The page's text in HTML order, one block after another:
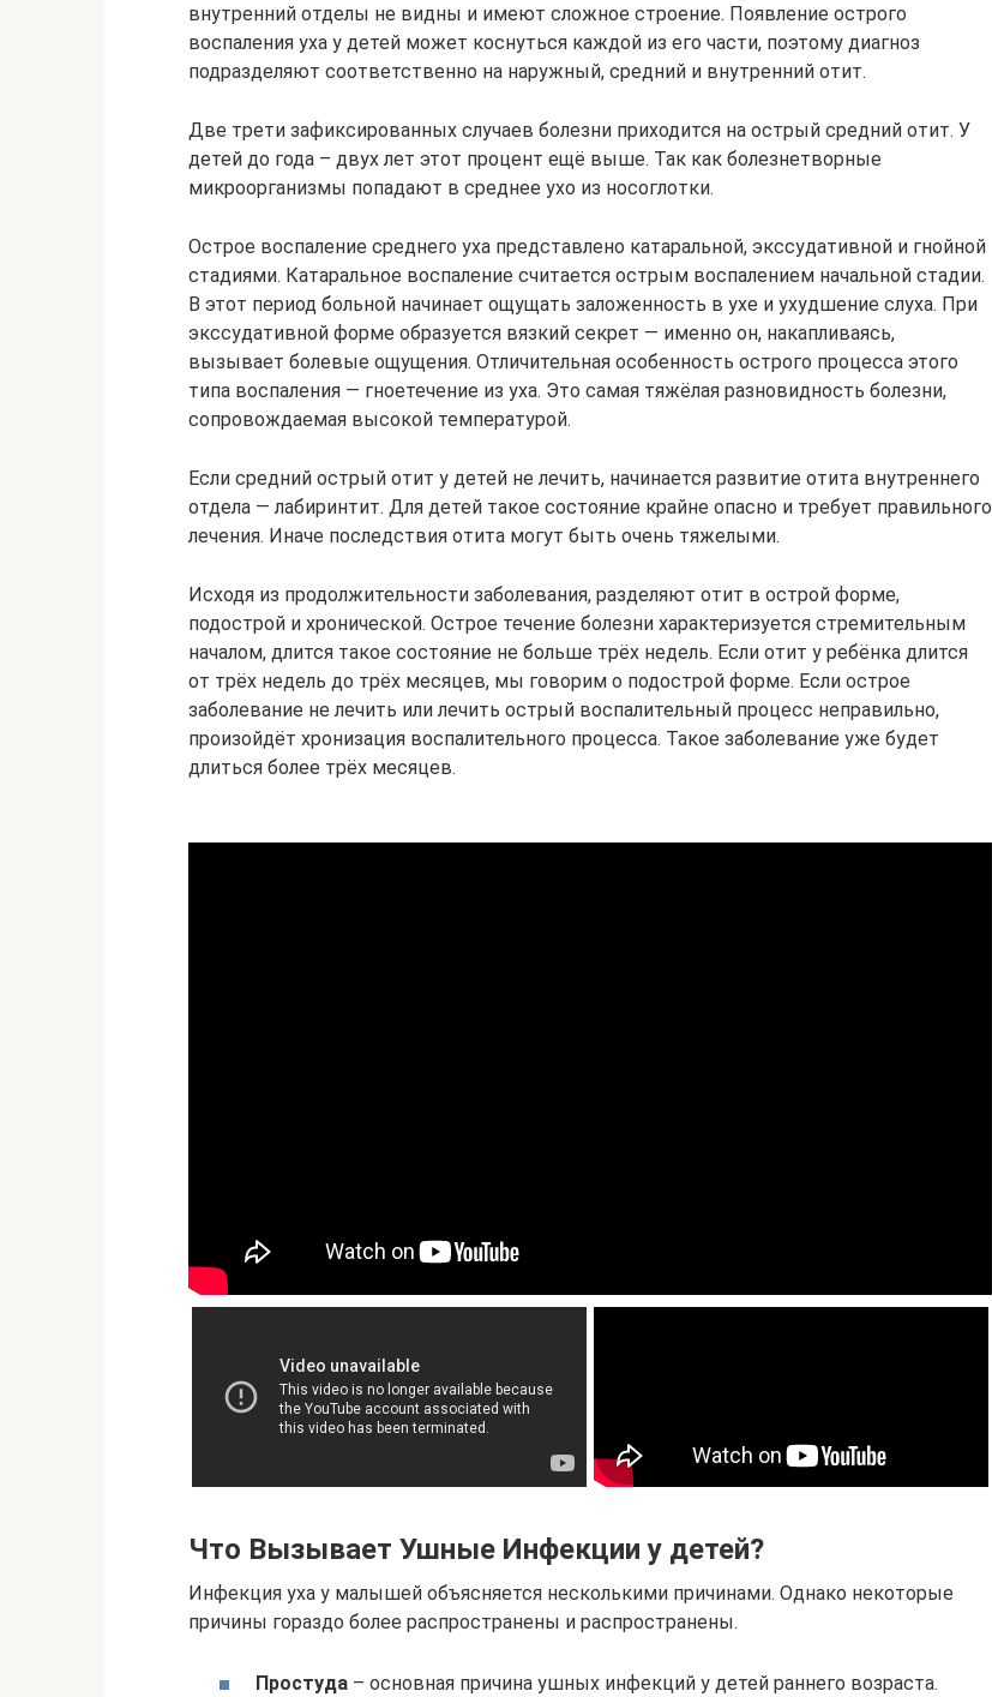
внутренний отделы не видны и имеют сложное строение. Появление острого
воспаления уха у детей может коснуться каждой из его части, поэтому диагноз
подразделяют соответственно на наружный, средний и внутренний отит.
Две трети зафиксированных случаев болезни приходится на острый средний отит. У
детей до года – двух лет этот процент ещё выше. Так как болезнетворные
микроорганизмы попадают в среднее ухо из носоглотки.
Острое воспаление среднего уха представлено катаральной, экссудативной и гнойной
стадиями. Катаральное воспаление считается острым воспалением начальной стадии.
В этот период больной начинает ощущать заложенность в ухе и ухудшение слуха. При
экссудативной форме образуется вязкий секрет — именно он, накапливаясь,
вызывает болевые ощущения. Отличительная особенность острого процесса этого
типа воспаления — гноетечение из уха. Это самая тяжёлая разновидность болезни,
сопровождаемая высокой температурой.
Если средний острый отит у детей не лечить, начинается развитие отита внутреннего
отдела — лабиринтит. Для детей такое состояние крайне опасно и требует правильного
лечения. Иначе последствия отита могут быть очень тяжелыми.
Исходя из продолжительности заболевания, разделяют отит в острой форме,
подострой и хронической. Острое течение болезни характеризуется стремительным
началом, длится такое состояние не больше трёх недель. Если отит у ребёнка длится
от трёх недель до трёх месяцев, мы говорим о подострой форме. Если острое
заболевание не лечить или лечить острый воспалительный процесс неправильно,
произойдёт хронизация воспалительного процесса. Такое заболевание уже будет
длиться более трёх месяцев.
Что Вызывает Ушные Инфекции у детей?
Инфекция уха у малышей объясняется несколькими причинами. Однако некоторые
причины гораздо более распространены и распространены.
Простуда – основная причина ушных инфекций у детей раннего возраста.